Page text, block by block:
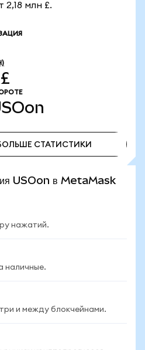
2,18 млн £.
СТАТИСТИКИ
USOon в MetaMask
нажатий.
наличные.
и между блокчейнами.